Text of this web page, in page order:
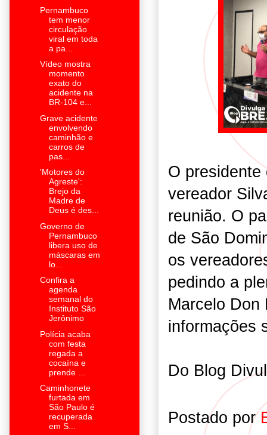
O presidente
vereador
reunião. O
de São
os
pedindo a
Marcelo Don
informações
Do Blog
Postado por
Pernambuco
tem menor
circulação
viral em toda
a pa...
Vídeo mostra
momento
exato do
acidente na
BR-104 e...
Grave acidente
envolvendo
caminhão e
carros de
pas...
'Motores do
Agreste':
Brejo da
Madre de
Deus é des...
Governo de
Pernambuco
libera uso de
máscaras em
lo...
Confira a
agenda
semanal do
Instituto São
Jerônimo
Polícia acaba
com festa
regada a
cocaína e
prende ...
Caminhonete
furtada em
São Paulo é
recuperada
em S...